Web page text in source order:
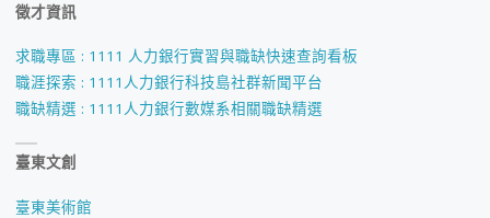
徵才資訊
求職專區 : 1111 人力銀行實習與職缺快速查詢看板
職涯探索 : 1111人力銀行科技島社群新聞平台
職缺精選 : 1111人力銀行數媒系相關職缺精選
臺東文創
臺東美術館